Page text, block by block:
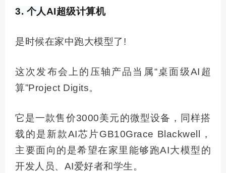
3. 个人AI超级计算机
是时候在家中跑大模型了!
这次发布会上的压轴产品当属“桌面级AI超
算”Project Digits。
它是一款售价3000美元的微型设备，同样搭
载的是新款AI芯片GB10Grace Blackwell，
主要面向的是希望在家里能够跑AI大模型的
开发人员、AI爱好者和学生。